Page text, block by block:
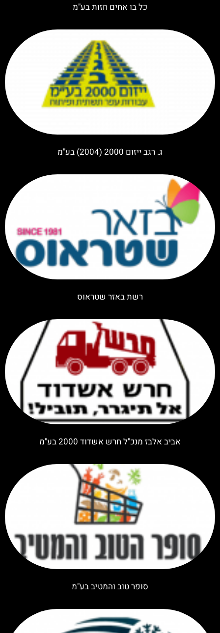
כל בו אחים חזות בע"מ
ג. רגב ייזום 2000 (2004) בע"מ
רשת באזר שטראוס
אביב אלבז מנכ"ל חרש אשדוד 2000 בע"מ
סופר טוב והמטיב בע"מ